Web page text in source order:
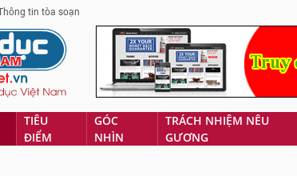
tin tòa soạn
TIÊU
ĐIỂM
GÓC
NHÌN
TRÁCH NHIỆM NÊU
GƯƠNG